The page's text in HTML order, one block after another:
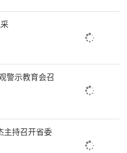
警示教育会召
主持召开省委